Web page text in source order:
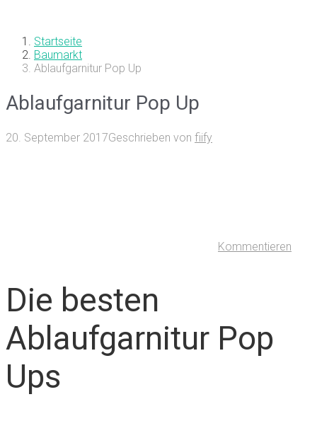
Startseite
Baumarkt
Ablaufgarnitur Pop Up
Ablaufgarnitur Pop Up
20. September 2017Geschrieben von fiify
Kommentieren
Die besten
Ablaufgarnitur Pop
Ups